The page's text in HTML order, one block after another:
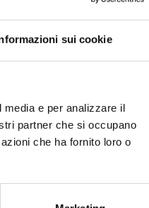
sui cookie
e per analizzare il
partner che si occupano
che ha fornito loro o